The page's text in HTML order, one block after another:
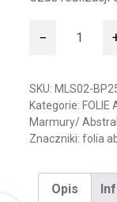
ilość Folia
−
SKU: MLS02-
Kategorie: FOLIE
Marmury/
Znaczniki:folia
Opis